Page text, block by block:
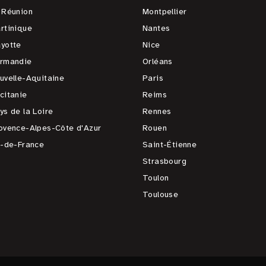
Aquitaine
de la Loire
Alpes-Côte d'Azur
de-France
Montpellier
Nantes
Nice
Orléans
Paris
Reims
Rennes
Rouen
Saint-Étienne
Strasbourg
Toulon
Toulouse